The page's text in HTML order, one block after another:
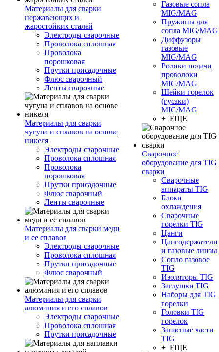
Материалы для сварки
нержавеющих и
жаростойких сталей
Электроды сварочные
Проволока сплошная
Проволока
порошковая
Прутки присадочные
Флюс сварочный
Ленты сварочные
Материалы для сварки
чугуна и сплавов на основе
никеля
Электроды сварочные
Проволока сплошная
Проволока
порошковая
Прутки присадочные
Флюс сварочный
Ленты сварочные
Материалы для сварки меди
и ее сплавов
Электроды сварочные
Проволока сплошная
Прутки присадочные
Флюс сварочный
Материалы для сварки
алюминия и его сплавов
Электроды сварочные
Проволока сплошная
Прутки присадочные
Газовые сопла
MIG/MAG
Пружины для
сопла MIG/MAG
Диффузоры
газовые
MIG/MAG
Ролики подачи
проволоки
MIG/MAG
Шейки горелок
(гусаки)
MIG/MAG
+ ЕЩЕ
Сварочное
оборудование для TIG
сварки
Сварочные
аппараты TIG
Блоки
охлаждения
Сварочные
горелки TIG
Цанги
Цангодержатели
и газовые линзы
Сопло газовое
TIG
Изоляторы TIG
Заглушки TIG
Наборы для TIG
горелки
Головки TIG
горелок
Запасные части
TIG
+ ЕЩЕ